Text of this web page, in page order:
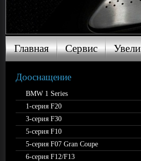
Главная
Главная Сервис
Сервис
Дооснащение
BMW 1 Series
1-серия F20
3-серия F30
5-серия F10
5-серия F07 Gran Coupe
6-серия F12/F13